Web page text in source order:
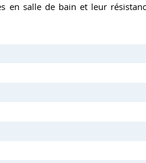
en salle de bain et leur